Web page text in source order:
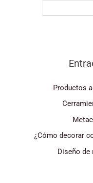
Productos
¿Cómo decorar
Diseño